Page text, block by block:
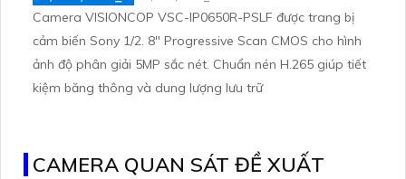
Camera VISIONCOP VSC-IP0650R-PSLF được trang bị
cảm biến Sony 1/2. 8" Progressive Scan CMOS cho hình
ảnh độ phân giải 5MP sắc nét. Chuẩn nén H.265 giúp tiết
kiệm băng thông và dung lượng lưu trữ
CAMERA QUAN SÁT ĐỀ XUẤT